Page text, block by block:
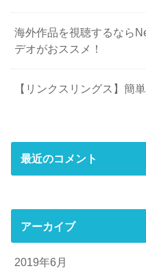
海外作品を視聴するなら
デオがおススメ！
【リンクスリングス】簡
最近のコメント
アーカイブ
2019年6月